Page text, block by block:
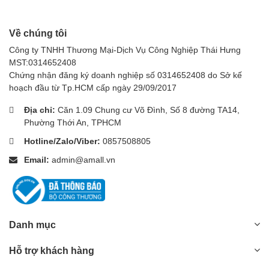
Về chúng tôi
Công ty TNHH Thương Mại-Dịch Vụ Công Nghiệp Thái Hưng
MST:0314652408
Chứng nhận đăng ký doanh nghiệp số 0314652408 do Sở kế
hoạch đầu từ Tp.HCM cấp ngày 29/09/2017
Địa chỉ: Căn 1.09 Chung cư Võ Đình, Số 8 đường TA14,
Phường Thới An, TPHCM
Hotline/Zalo/Viber: 0857508805
Email: admin@amall.vn
Danh mục
Hỗ trợ khách hàng